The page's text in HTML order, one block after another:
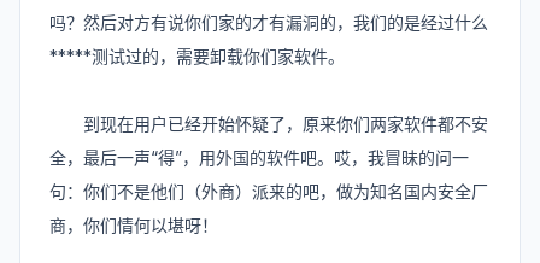
吗？然后对方有说你们家的才有漏洞的，我们的是经过什么
*****测试过的，需要卸载你们家软件。
到现在用户已经开始怀疑了，原来你们两家软件都不安
全，最后一声“得”，用外国的软件吧。哎，我冒昧的问一
句：你们不是他们（外商）派来的吧，做为知名国内安全厂
商，你们情何以堪呀！